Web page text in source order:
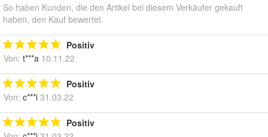
So haben Kunden, die den Artikel bei diesem Verkäufer gekauft
haben, den Kauf bewertet.
Positiv
Von: t***a 10.11.22
Positiv
Von: c***i 31.03.22
Positiv